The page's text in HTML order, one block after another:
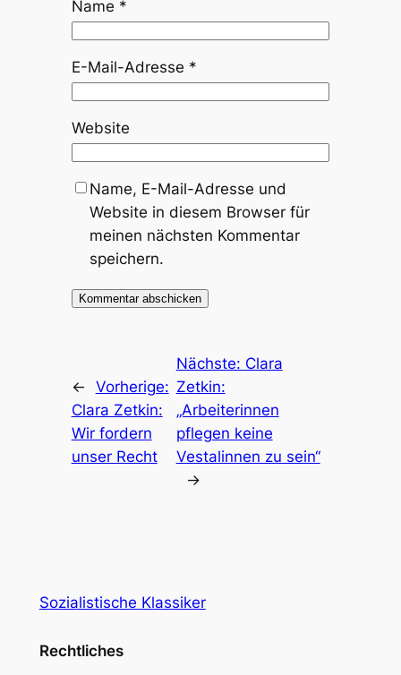
Name *
E-Mail-Adresse *
Website
Name, E-Mail-Adresse und
Website in diesem Browser für
meinen nächsten Kommentar
speichern.
← Vorherige:
Clara Zetkin:
Wir fordern
unser Recht
Nächste: Clara
Zetkin:
„Arbeiterinnen
pflegen keine
Vestalinnen zu sein“
→
Sozialistische Klassiker
Rechtliches